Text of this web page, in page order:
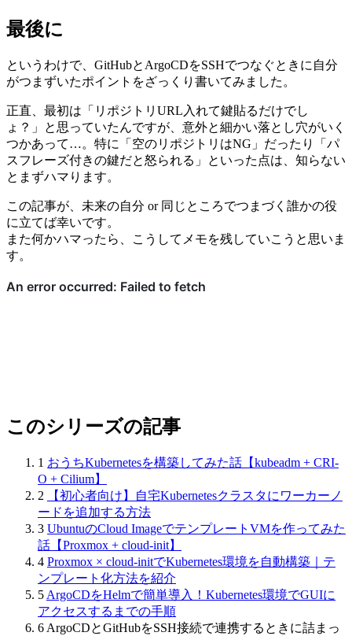
最後に
というわけで、GitHubとArgoCDをSSHでつなぐときに自分
がつまずいたポイントをざっくり書いてみました。
正直、最初は「リポジトリURL入れて鍵貼るだけでし
ょ？」と思っていたんですが、意外と細かい落とし穴がいく
つかあって…。特に「空のリポジトリはNG」だったり「パ
スフレーズ付きの鍵だと怒られる」といった点は、知らない
とまずハマります。
この記事が、未来の自分 or 同じところでつまづく誰かの役
に立てば幸いです。
また何かハマったら、こうしてメモを残していこうと思いま
す。
このシリーズの記事
1 おうちKubernetesを構築してみた話【kubeadm + CRI-
O + Cilium】
2
【初心者向け】自宅Kubernetesクラスタにワーカーノ
ードを追加する方法
3 UbuntuのCloud ImageでテンプレートVMを作ってみた
話【Proxmox + cloud-init】
4 Proxmox × cloud-initでKubernetes環境を自動構築｜テ
ンプレート化方法を紹介
5 ArgoCDをHelmで簡単導入！Kubernetes環境でGUIに
アクセスするまでの手順
6 ArgoCDとGitHubをSSH接続で連携するときに詰まっ